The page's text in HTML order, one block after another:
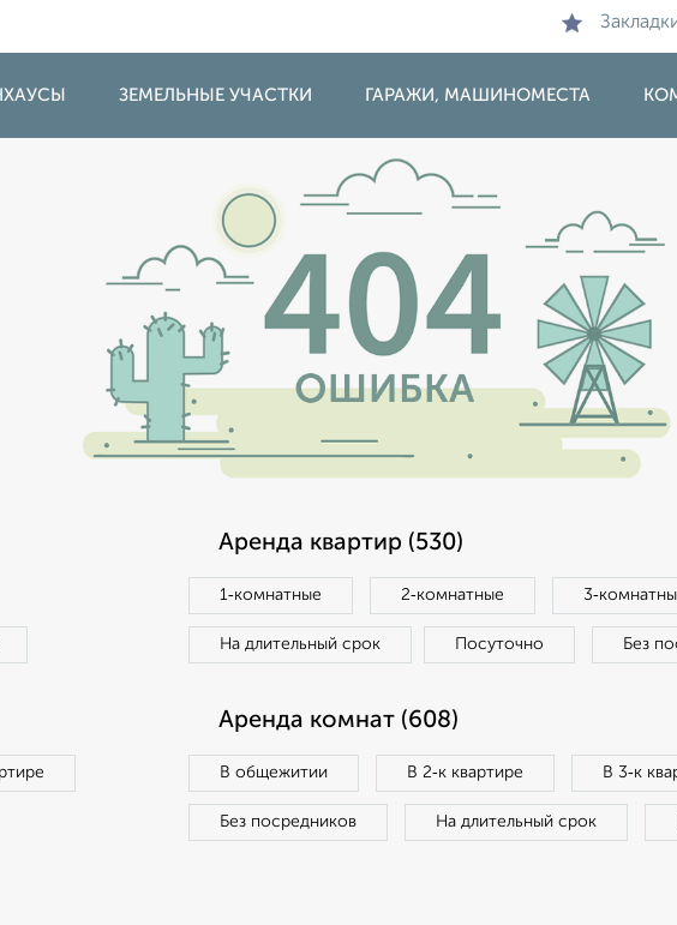
ЗЕМЕЛЬНЫЕ УЧАСТКИ ГАРАЖИ, МАШИНОМЕСТА
Аренда квартир (530)
1‑комнатные 2‑комнатные
На длительный срок Посуточно Без
Аренда комнат (608)
В общежитии В 2‑к квартире В 3‑к
Без посредников На длительный срок